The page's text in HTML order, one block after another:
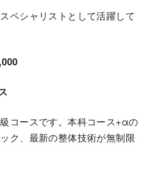
ペシャリストとして活躍して
コースです。本科コース+αの
ク、最新の整体技術が無制限